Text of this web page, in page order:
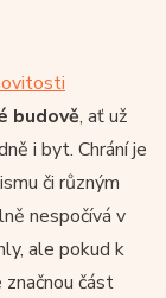
budově, ať už
i byt. Chrání je
či různým
nespočívá v
ale pokud k
část